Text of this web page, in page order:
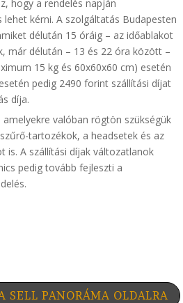
hogy a rendelés napján
kérni. A szolgáltatás Budapesten
délután 15 óráig – az időablakot
már délután – 13 és 22 óra között –
15 kg és 60x60x60 cm) esetén
pedig 2490 forint szállítási díjat
díja.
valóban rögtön szükségük
tartozékok, a headsetek és az
is. A szállítási díjak változatlanok
pedig tovább fejleszti a
SELL PANORÁMA OLDALRA